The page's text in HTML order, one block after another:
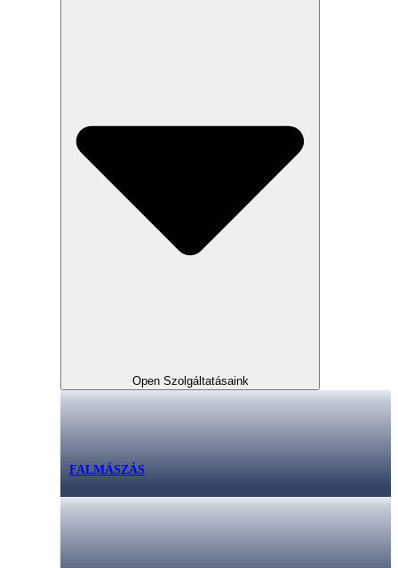
Open Szolgáltatásaink
FALMÁSZÁS